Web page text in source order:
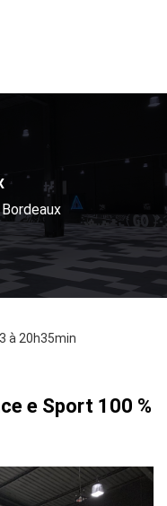
à 20h35min
e Sport 100 %